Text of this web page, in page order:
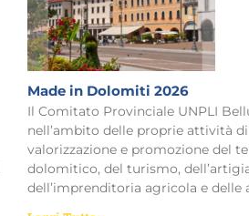
Made in Dolomiti 2026
Il Comitato Provinciale UNPLI
nell’ambito delle proprie attività di
valorizzazione e promozione del
dolomitico, del turismo,
dell’imprenditoria agricola e delle